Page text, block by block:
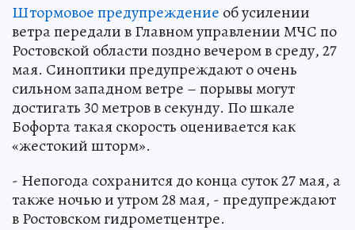
Штормовое предупреждение об усилении
ветра передали в Главном управлении МЧС по
Ростовской области поздно вечером в среду, 27
мая. Синоптики предупреждают о очень
сильном западном ветре – порывы могут
достигать 30 метров в секунду. По шкале
Бофорта такая скорость оценивается как
«жестокий шторм».
- Непогода сохранится до конца суток 27 мая, а
также ночью и утром 28 мая, - предупреждают
в Ростовском гидрометцентре.